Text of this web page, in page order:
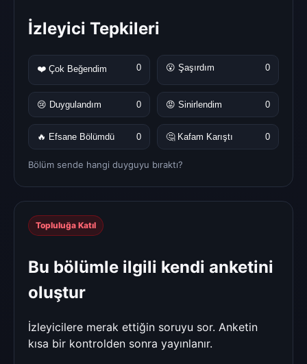
İzleyici Tepkileri
❤️ Çok Beğendim 0 😮 Şaşırdım 0
😢 Duygulandım 0 😡 Sinirlendim 0
🔥 Efsane Bölümdü 0 🤔 Kafam Karıştı 0
Bölüm sende hangi duyguyu bıraktı?
Topluluğa Katıl
Bu bölümle ilgili kendi anketini
oluştur
İzleyicilere merak ettiğin soruyu sor. Anketin
kısa bir kontrolden sonra yayınlanır.